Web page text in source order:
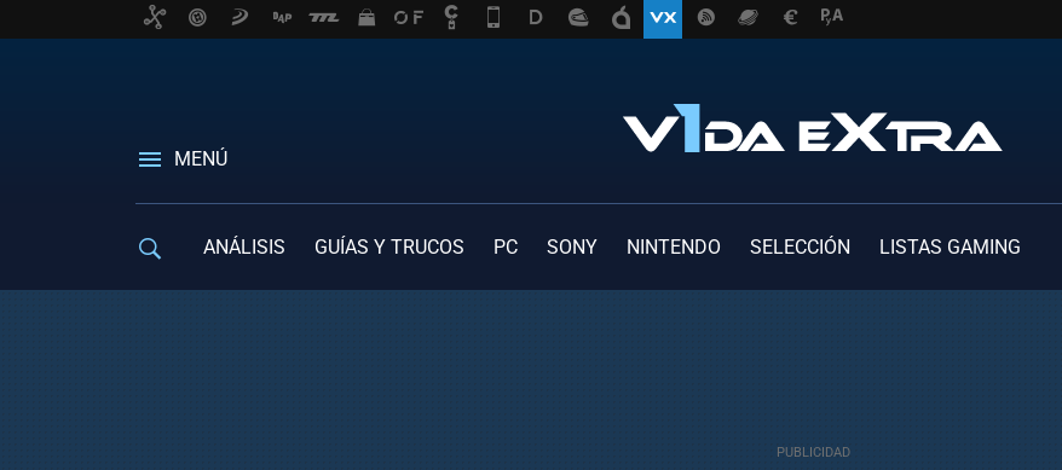
MENÚ
ANÁLISIS GUÍAS Y TRUCOS PC SONY NINTENDO SELECCIÓN LISTAS GAMING